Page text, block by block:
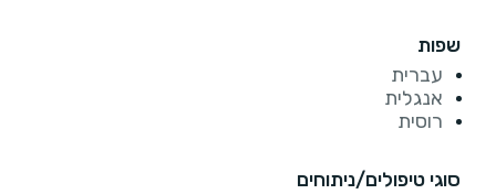
שפות
עברית
אנגלית
רוסית
סוגי טיפולים/ניתוחים